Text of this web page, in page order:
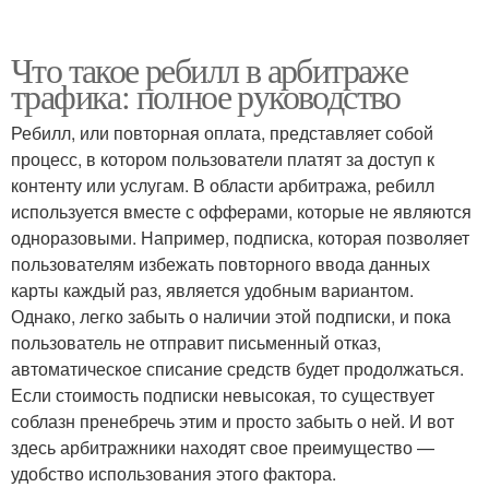
Что такое ребилл в арбитраже
трафика: полное руководство
Ребилл, или повторная оплата, представляет собой
процесс, в котором пользователи платят за доступ к
контенту или услугам. В области арбитража, ребилл
используется вместе с офферами, которые не являются
одноразовыми. Например, подписка, которая позволяет
пользователям избежать повторного ввода данных
карты каждый раз, является удобным вариантом.
Однако, легко забыть о наличии этой подписки, и пока
пользователь не отправит письменный отказ,
автоматическое списание средств будет продолжаться.
Если стоимость подписки невысокая, то существует
соблазн пренебречь этим и просто забыть о ней. И вот
здесь арбитражники находят свое преимущество —
удобство использования этого фактора.